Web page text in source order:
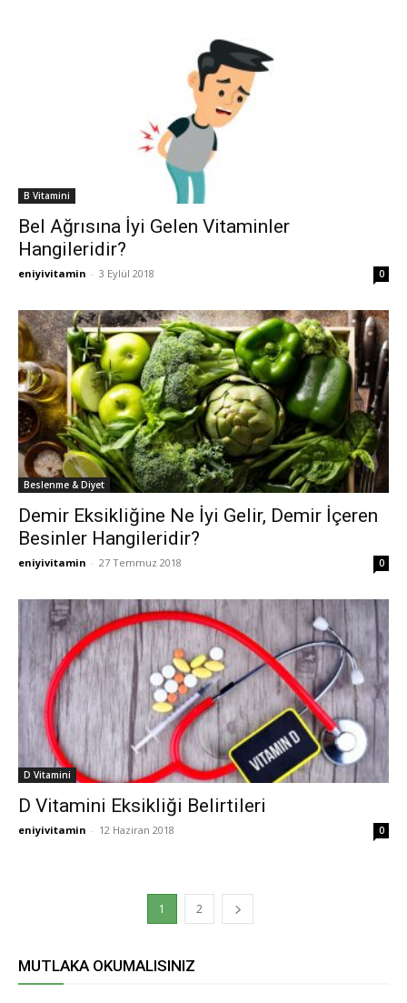
B Vitamini
Bel Ağrısına İyi Gelen Vitaminler
Hangileridir?
eniyivitamin - 3 Eylül 2018 0
Beslenme & Diyet
Demir Eksikliğine Ne İyi Gelir, Demir İçeren
Besinler Hangileridir?
eniyivitamin - 27 Temmuz 2018 0
D Vitamini
D Vitamini Eksikliği Belirtileri
eniyivitamin - 12 Haziran 2018 0
1 2
MUTLAKA OKUMALISINIZ